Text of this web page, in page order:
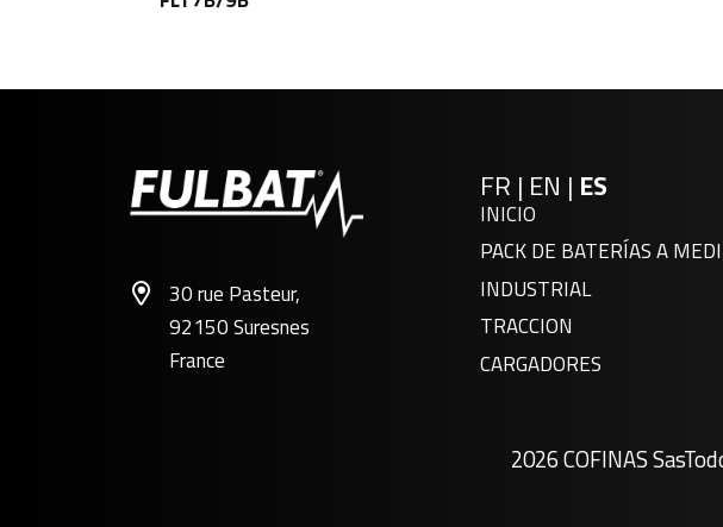
30 rue Pasteur,
92150 Suresnes
France
FR | EN | ES
INICIO
PACK DE BATERÍAS A
INDUSTRIAL
TRACCION
CARGADORES
2026COFINAS Sas